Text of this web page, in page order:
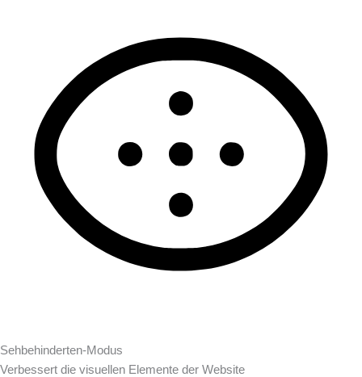
Sehbehinderten-Modus
Verbessert die visuellen Elemente der Website